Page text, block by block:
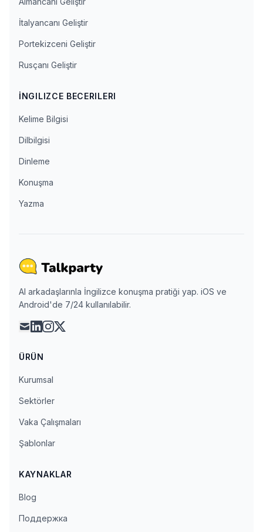
İtalyancanı Geliştir
Portekizceni Geliştir
Rusçanı Geliştir
İNGILIZCE BECERILERI
Kelime Bilgisi
Dilbilgisi
Dinleme
Konuşma
Yazma
AI arkadaşlarınla İngilizce konuşma pratiği yap. iOS ve
Android'de 7/24 kullanılabilir.
maillinkedin
instagram
x
ÜRÜN
Kurumsal
Sektörler
Vaka Çalışmaları
Şablonlar
KAYNAKLAR
Blog
Поддержка